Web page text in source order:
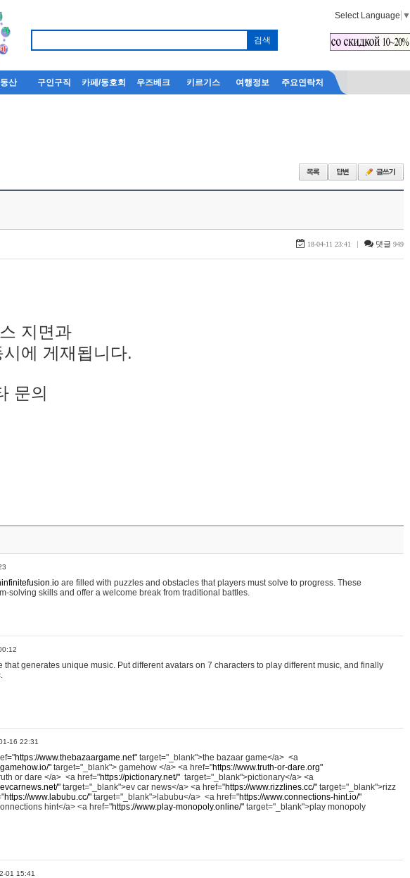
Select Language ▼
산 구인구직 카페/동호회 우즈베크 키르기스 여행정보 주요연락처
18-04-11 23:41 | 댓글 949
지면과
에 게재됩니다.
문의
are filled with puzzles and obstacles that players must solve to progress. These
solving skills and offer a welcome break from traditional battles.
that generates unique music. Put different avatars on 7 characters to play different music, and finally
16 22:31
https://www.thebazaargame.net" target="_blank">the bazaar game</a> <a
" target="_blank"> gamehow </a> <a href="https://www.truth-or-dare.org"
or dare </a> <a href="https://pictionary.net/" target="_blank">pictionary</a> <a
" target="_blank">ev car news</a> <a href="https://www.rizzlines.cc/" target="_blank">rizz
https://www.labubu.cc/" target="_blank">labubu</a> <a href="https://www.connections-hint.io/"
hint</a> <a href="https://www.play-monopoly.online/" target="_blank">play monopoly
01 15:41